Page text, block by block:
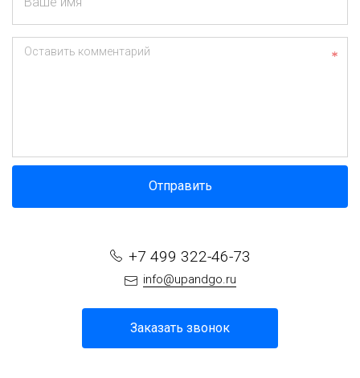
Оставить комментарий
Отправить
+7 499 322-46-73
info@upandgo.ru
Заказать звонок